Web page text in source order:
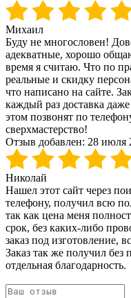
Михаил
Буду не многословен!
адекватные, хорошо
время я считаю. Что по
реальные и скидку
что написано на сайте.
каждый раз доставка
этом позвонят по
сверхмастерство!
Отзыв добавлен: 28 июля
Николай
Нашел этот сайт через
телефону, получил всю
так как цена меня
срок, без каких-либо
заказ под изготовление,
Заказ так же получил
отдельная благодарность.